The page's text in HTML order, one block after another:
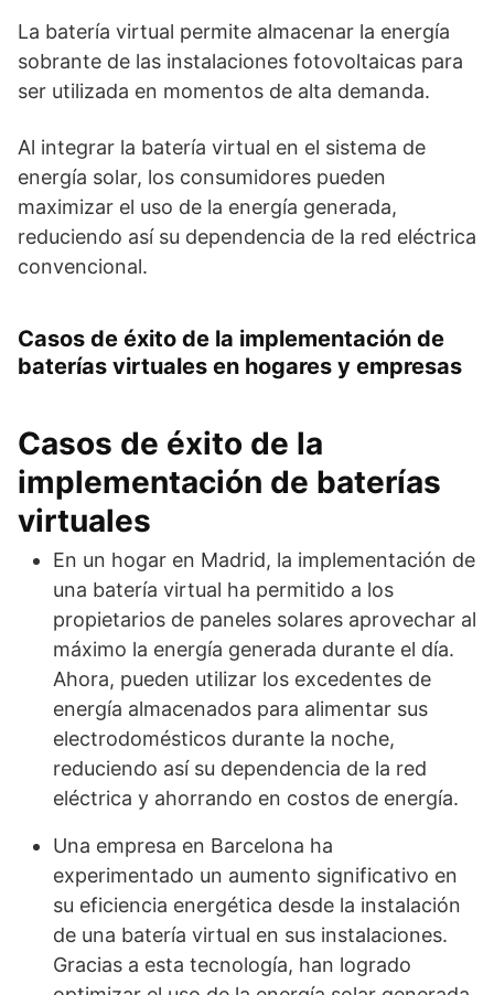
La batería virtual permite almacenar la energía
sobrante de las instalaciones fotovoltaicas para
ser utilizada en momentos de alta demanda.
Al integrar la batería virtual en el sistema de
energía solar, los consumidores pueden
maximizar el uso de la energía generada,
reduciendo así su dependencia de la red eléctrica
convencional.
Casos de éxito de la implementación de
baterías virtuales en hogares y empresas
Casos de éxito de la
implementación de baterías
virtuales
En un hogar en Madrid, la implementación de
una batería virtual ha permitido a los
propietarios de paneles solares aprovechar al
máximo la energía generada durante el día.
Ahora, pueden utilizar los excedentes de
energía almacenados para alimentar sus
electrodomésticos durante la noche,
reduciendo así su dependencia de la red
eléctrica y ahorrando en costos de energía.
Una empresa en Barcelona ha
experimentado un aumento significativo en
su eficiencia energética desde la instalación
de una batería virtual en sus instalaciones.
Gracias a esta tecnología, han logrado